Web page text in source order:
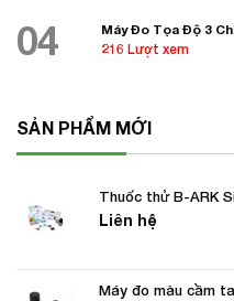
04
Máy Đo Tọa Độ 3
216 Lượt xem
SẢN PHẨM MỚI
Thuốc thử B-ARK
Liên hệ
Máy đo màu cầm